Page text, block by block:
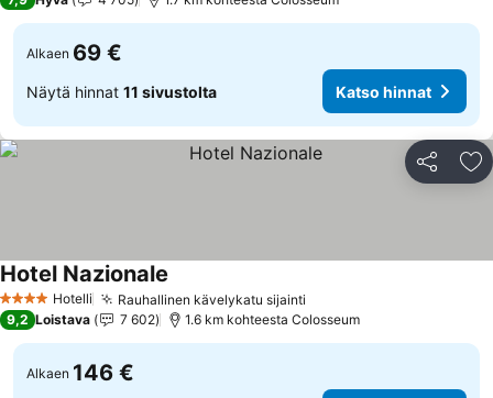
Alkaen 69 €
Näytä hinnat 11 sivustolta Katso hinnat
Jaa
4 Tähtiluokitus
Hotelli Rauhallinen kävelykatu sijainti
Hotel Nazionale
9,2 Loistava 7 602 1.6 km kohteesta Colosseum
Alkaen 146 €